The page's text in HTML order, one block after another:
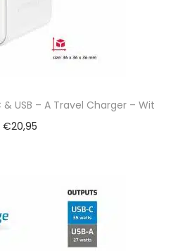
& USB – A Travel Charger – Wit
€20,95